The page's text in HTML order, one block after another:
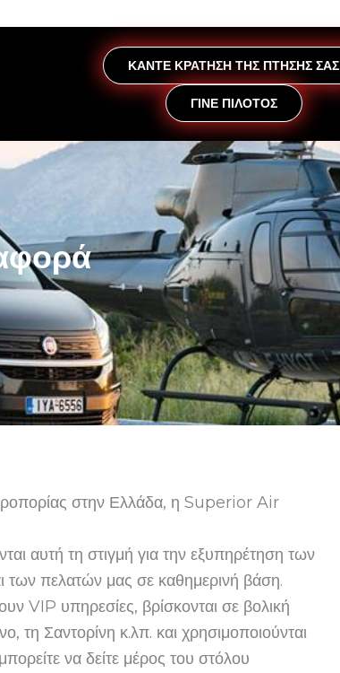
ΚΑΝΤΕ ΚΡΑΤΗΣΗ ΤΗΣ ΠΤΗΣΗΣ ΣΑΣ
ΓΙΝΕ ΠΙΛΟΤΟΣ
στην Ελλάδα, η Superior Air
αυτή τη στιγμή για την εξυπηρέτηση των
πελατών μας σε καθημερινή βάση.
VIP υπηρεσίες, βρίσκονται σε βολική
Σαντορίνη κ.λπ. και χρησιμοποιούνται
να δείτε μέρος του στόλου